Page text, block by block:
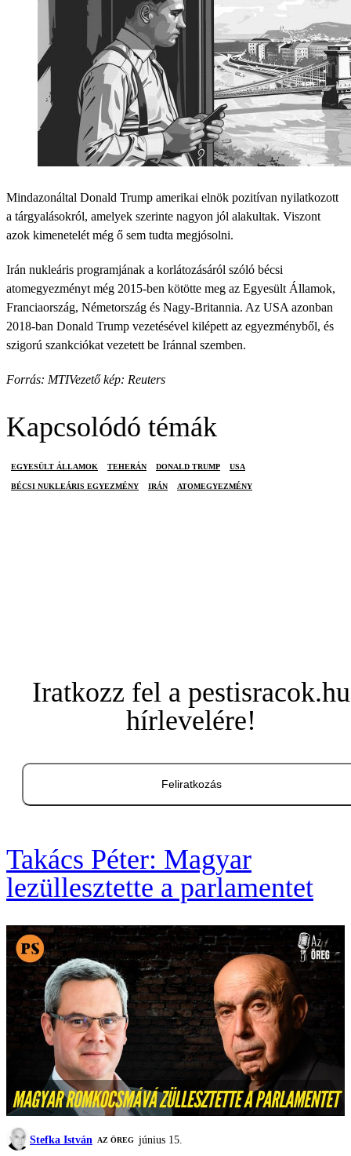
Mindazonáltal Donald Trump amerikai elnök pozitívan nyilatkozott
a tárgyalásokról, amelyek szerinte nagyon jól alakultak. Viszont
azok kimenetelét még ő sem tudta megjósolni.
Irán nukleáris programjának a korlátozásáról szóló bécsi
atomegyezményt még 2015-ben kötötte meg az Egyesült Államok,
Franciaország, Németország és Nagy-Britannia. Az USA azonban
2018-ban Donald Trump vezetésével kilépett az egyezményből, és
szigorú szankciókat vezetett be Iránnal szemben.
Forrás: MTIVezető kép: Reuters
Kapcsolódó témák
EGYESÜLT ÁLLAMOK TEHERÁN DONALD TRUMP USA
BÉCSI NUKLEÁRIS EGYEZMÉNY IRÁN ATOMEGYEZMÉNY
Iratkozz fel a pestisracok.hu
hírlevelére!
Feliratkozás
Takács Péter: Magyar
lezüllesztette a parlamentet
Stefka István AZ ÖREG június 15.